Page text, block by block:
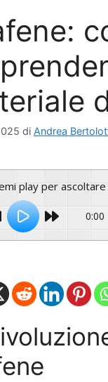
di Andrea
play per
0:00